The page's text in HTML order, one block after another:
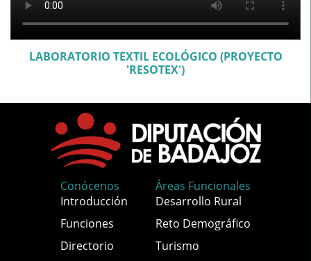
LABORATORIO TEXTIL ECOLÓGICO (PROYECTO
'RESOTEX')
Conócenos
Introducción
Funciones
Directorio
Áreas Funcionales
Desarrollo Rural
Reto Demográfico
Turismo